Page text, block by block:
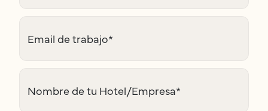
Email de trabajo*
Nombre de tu Hotel/Empresa*